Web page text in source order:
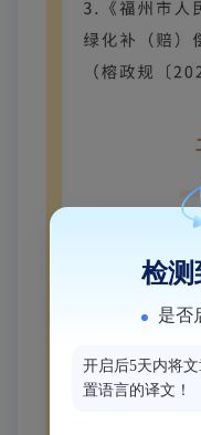
检测
是否
开启后5天内将
置语言的译文！